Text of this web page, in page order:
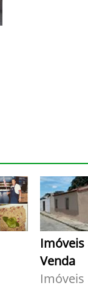
Imóveis
Venda
Imóveis